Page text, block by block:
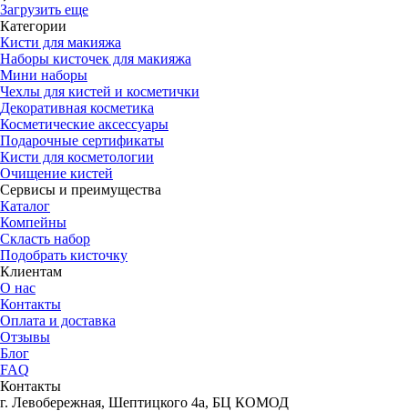
Загрузить еще
Категории
Кисти для макияжа
Наборы кисточек для макияжа
Мини наборы
Чехлы для кистей и косметички
Декоративная косметика
Косметические аксессуары
Подарочные сертификаты
Кисти для косметологии
Очищение кистей
Сервисы и преимущества
Каталог
Компейны
Скласть набор
Подобрать кисточку
Клиентам
О нас
Контакты
Оплата и доставка
Отзывы
Блог
FAQ
Контакты
г. Левобережная, Шептицкого 4а, БЦ КОМОД